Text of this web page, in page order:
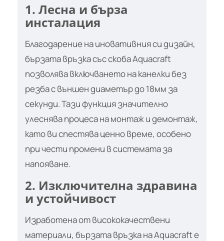
1. Лесна и бърза
инсталация
Благодарение на иновативния си дизайн,
бързата връзка със скоба Aquacraft
позволява включването на канелки без
резба с външен диаметър до 18мм за
секунди. Тази функция значително
улеснява процеса на монтаж и демонтаж,
като ви спестява ценно време, особено
при чести промени в системата за
напояване.
2. Изключителна здравина
и устойчивост
Изработена от висококачествени
материали, бързата връзка на Aquacraft е